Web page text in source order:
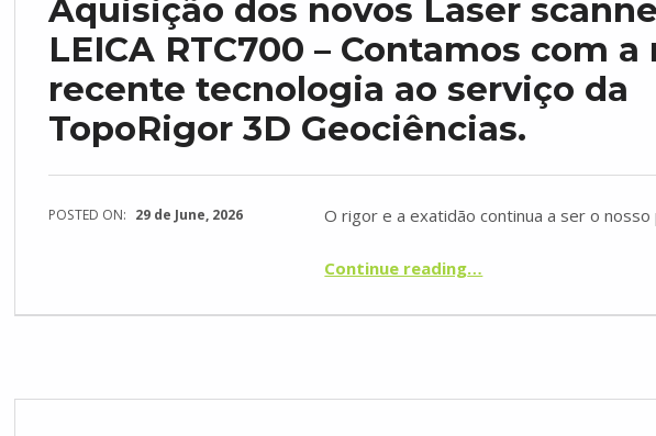
Aquisição dos novos Laser
LEICA RTC700 – Contamos com a
recente tecnologia ao serviço da
TopoRigor 3D Geociências.
POSTED ON: 29 de June, 2026 O rigor e a exatidão continua a ser o nosso
Continue reading“Aquisição dos novos Laser scanner’s: LEICA RTC700 – Contamos com a mais recente tecnologia ao serviço da TopoRigor 3D Geociências.”
…